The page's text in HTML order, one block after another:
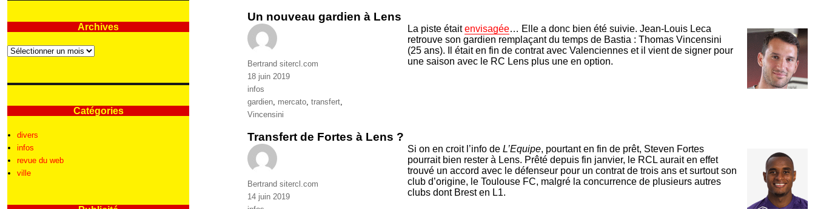
Un nouveau gardien à Lens
La piste étaitenvisagée… Elle a donc bien été suivie. Jean-Louis Leca
retrouve son gardien remplaçant du temps de Bastia : Thomas Vincensini
(25 ans). Il était en fin de contrat avec Valenciennes et il vient de signer pour
une saison avec le RC Lens plus une en option.
Auteur
Bertrand sitercl.com
Publié
le
18 juin 2019
Catégories
infos
Étiquettes
gardien, mercato, transfert,
Vincensini
Transfert de Fortes à Lens ?
Si on en croit l’info de L’Equipe, pourtant en fin de prêt, Steven Fortes
pourrait bien rester à Lens. Prêté depuis fin janvier, le RCL aurait en effet
trouvé un accord avec le défenseur pour un contrat de trois ans et surtout son
club d’origine, le Toulouse FC, malgré la concurrence de plusieurs autres
clubs dont Brest en L1.
Auteur
Bertrand sitercl.com
Publié
14 juin 2019
Archives
Archives
Catégories
divers
infos
revue du web
ville